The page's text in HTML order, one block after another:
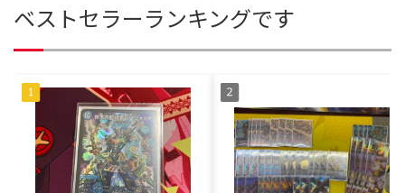
ベストセラーランキングです